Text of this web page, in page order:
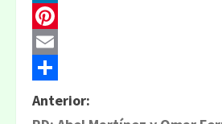
LinkedIn
Pinterest
Email
Compartir
Anterior: